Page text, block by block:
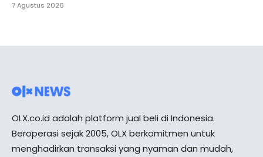
7 Agustus 2026
OLX.co.id adalah platform jual beli di Indonesia.
Beroperasi sejak 2005, OLX berkomitmen untuk
menghadirkan transaksi yang nyaman dan mudah,